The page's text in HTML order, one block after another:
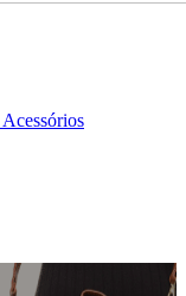
Acessórios